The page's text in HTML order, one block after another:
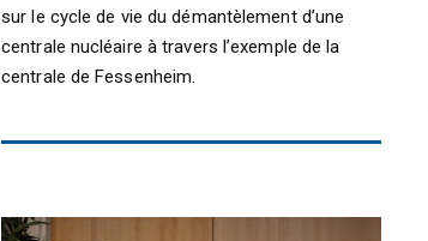
sur le cycle de vie du démantèlement d’une
centrale nucléaire à travers l’exemple de la
centrale de Fessenheim.